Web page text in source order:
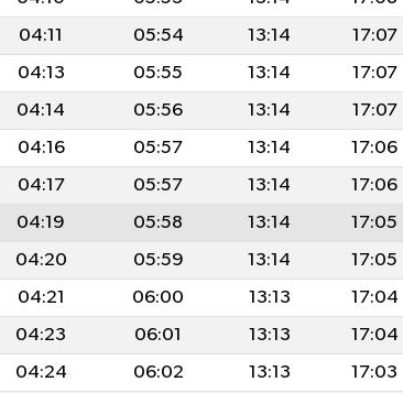
04:11 05:54 13:14 17:07
04:13 05:55 13:14 17:07
04:14 05:56 13:14 17:07
04:16 05:57 13:14 17:06
04:17 05:57 13:14 17:06
04:19 05:58 13:14 17:05
04:20 05:59 13:14 17:05
04:21 06:00 13:13 17:04
04:23 06:01 13:13 17:04
04:24 06:02 13:13 17:03